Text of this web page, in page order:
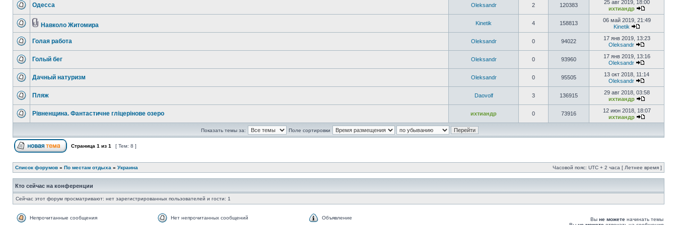
Одесса Oleksandr 2 120383
25 авг 2019, 18:00
ихтиандр
Навколо Житомира Kinetik 4 158813
06 май 2019, 21:49
Kinetik
Голая работа Oleksandr 0 94022
17 янв 2019, 13:23
Oleksandr
Голый бег Oleksandr 0 93960
17 янв 2019, 13:16
Oleksandr
Дачный натуризм Oleksandr 0 95505
13 окт 2018, 11:14
Oleksandr
Пляж Daovolf 3 136915
29 авг 2018, 03:58
ихтиандр
Рівненщина. Фантастичне гліцерінове озеро ихтиандр 0 73916
12 июн 2018, 18:07
ихтиандр
Показать темы за: Поле сортировки
Страница 1 из 1 [ Тем: 8 ]
Список форумов » По местам отдыха » Украина Часовой пояс: UTC + 2 часа [ Летнее время ]
Кто сейчас на конференции
Сейчас этот форум просматривают: нет зарегистрированных пользователей и гости: 1
Непрочитанные сообщения Нет непрочитанных сообщений Объявление Вы не можете начинать темы